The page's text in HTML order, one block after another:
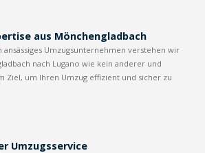
aus Mönchengladbach
ansässiges Umzugsunternehmen verstehen wir
nach Lugano wie kein anderer und
Ziel, um Ihren Umzug effizient und sicher zu
Umzugsservice